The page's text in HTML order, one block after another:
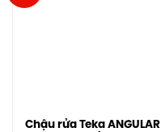
Chậu rửa Teka ANGULAR